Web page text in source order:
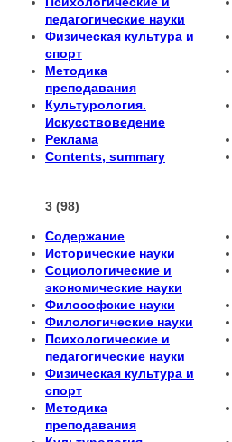
педагогические науки
Физическая культура и
спорт
Методика
преподавания
Культурология.
Искусствоведение
Реклама
Contents, summary
3 (98)
Содержание
Исторические науки
Социологические и
экономические науки
Философские науки
Филологические науки
Психологические и
педагогические науки
Физическая культура и
спорт
Методика
преподавания